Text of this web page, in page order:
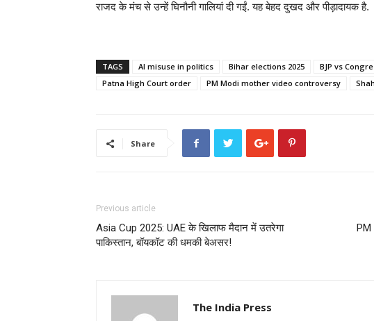
राजद के मंच से उन्हें घिनौनी गालियां दी गईं. यह बेहद दुखद और पीड़ादायक है.
TAGS AI misuse in politics Bihar elections 2025 BJP vs
Patna High Court order
PM Modi mother video controversy
Share
Previous article
Asia Cup 2025: UAE के खिलाफ मैदान में उतरेगा
पाकिस्तान, बॉयकॉट की धमकी बेअसर!
PM
The India Press